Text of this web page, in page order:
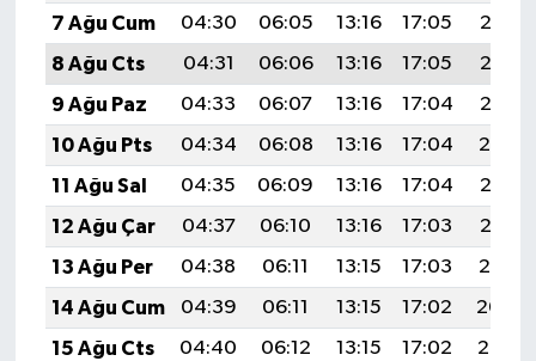
7 Ağu Cum
04:30 06:05 13:16 17:05
20:17
8 Ağu Cts
04:31 06:06 13:16 17:05
20:16
9 Ağu Paz
04:33 06:07 13:16 17:04
20:15
10 Ağu Pts
04:34 06:08 13:16 17:04
20:14
11 Ağu Sal
04:35 06:09 13:16 17:04
20:13
12 Ağu Çar
04:37 06:10 13:16 17:03
20:12
13 Ağu Per
04:38 06:11 13:15 17:03
20:10
14 Ağu Cum
04:39 06:11 13:15 17:02
20:09
15 Ağu Cts
04:40 06:12 13:15 17:02
20:08